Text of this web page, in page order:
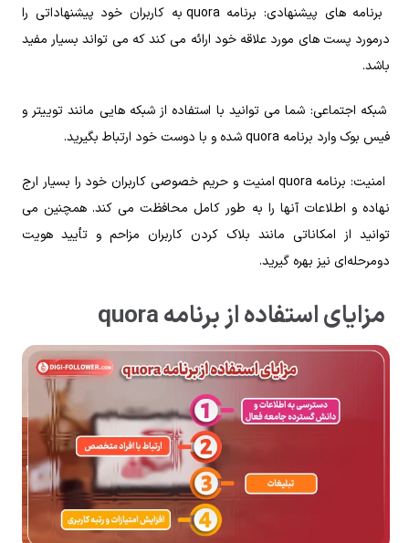
برنامه‌ های پیشنهادی: برنامه quora به کاربران خود پیشنهاداتی را
درمورد پست های مورد علاقه خود ارائه می‌ کند که می‌ تواند بسیار مفید
باشد.
شبکه اجتماعی: شما می‌ توانید با استفاده از شبکه‌ هایی مانند توییتر و
فیس‌ بوک وارد برنامه quora شده و با دوست خود ارتباط بگیرید.
امنیت: برنامه quora امنیت و حریم خصوصی کاربران خود را بسیار ارج
نهاده و اطلاعات آنها را به‌ طور کامل محافظت می‌ کند. همچنین می‌
توانید از امکاناتی مانند بلاک کردن کاربران مزاحم و تأیید هویت
دومرحله‌ای نیز بهره گیرید.
مزایای استفاده از برنامه quora